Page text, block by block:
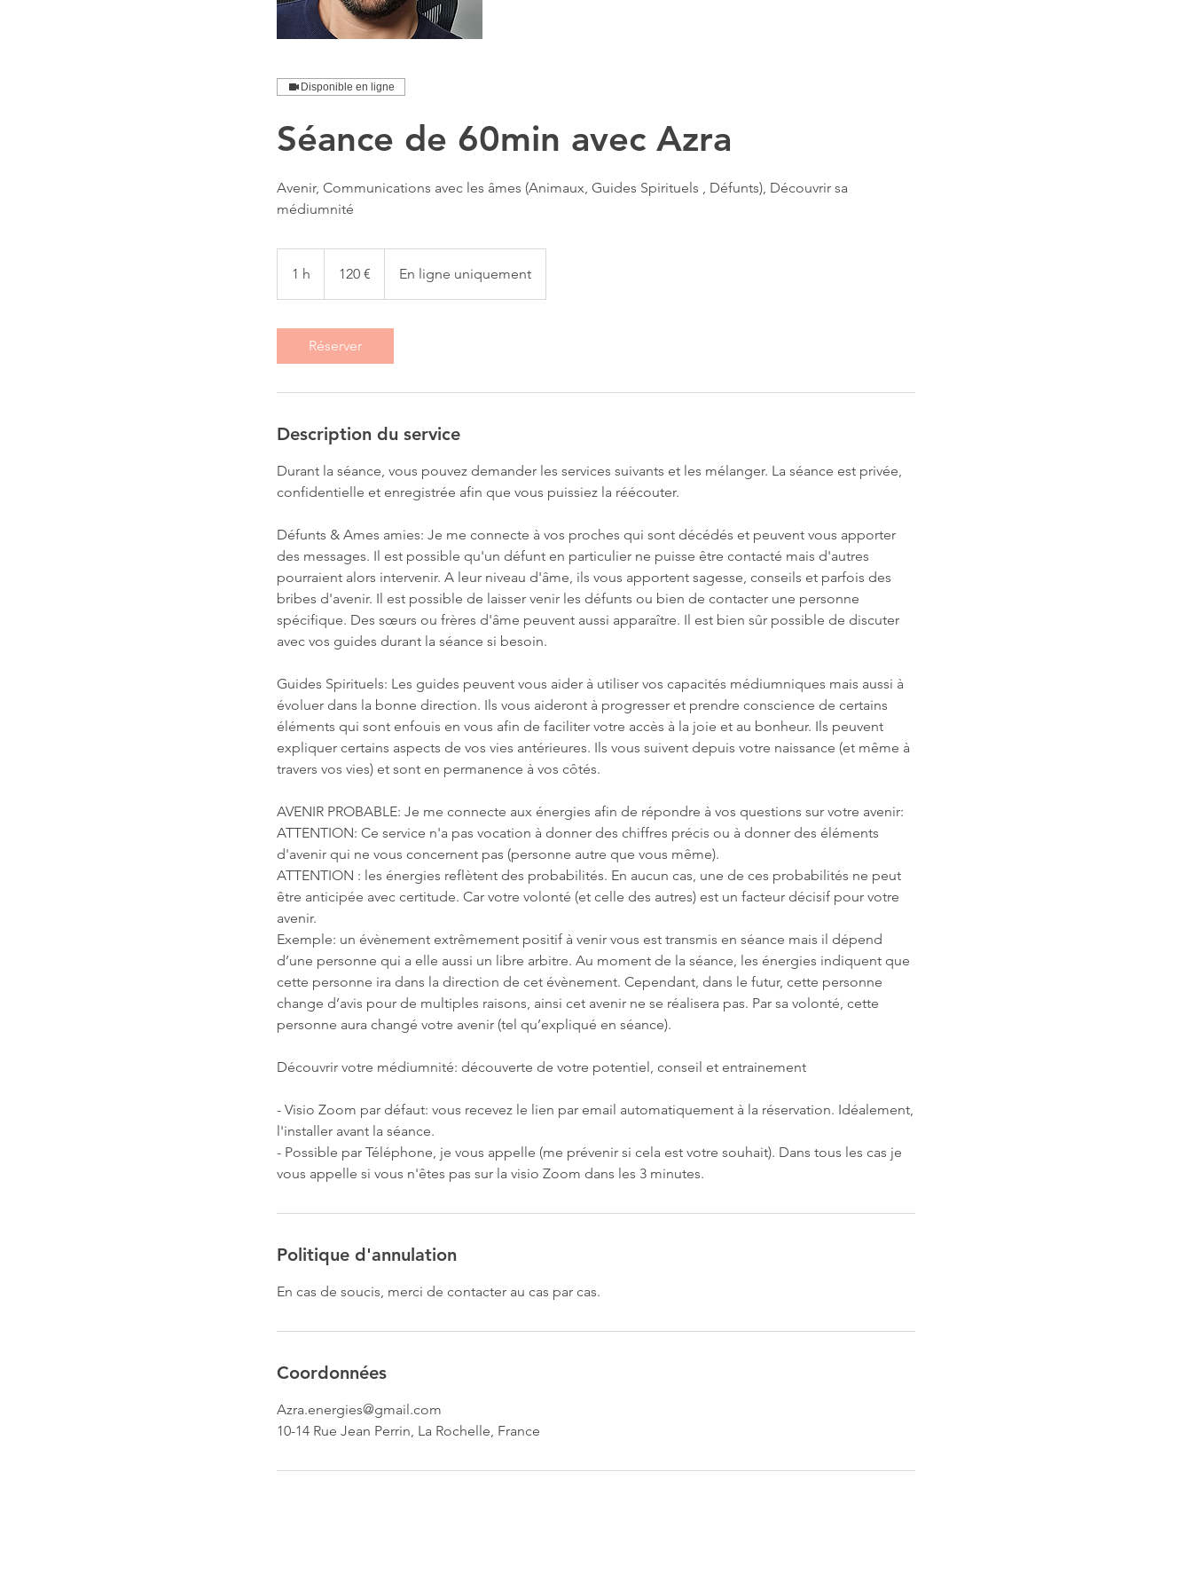
Disponible en ligne
Séance de 60min avec Azra
Avenir, Communications avec les âmes (Animaux, Guides Spirituels , Défunts), Découvrir sa
médiumnité
1 h 120 € En ligne uniquement
Réserver
Description du service
Durant la séance, vous pouvez demander les services suivants et les mélanger. La séance est privée,
confidentielle et enregistrée afin que vous puissiez la réécouter.
Défunts & Ames amies: Je me connecte à vos proches qui sont décédés et peuvent vous apporter
des messages. Il est possible qu'un défunt en particulier ne puisse être contacté mais d'autres
pourraient alors intervenir. A leur niveau d'âme, ils vous apportent sagesse, conseils et parfois des
bribes d'avenir. Il est possible de laisser venir les défunts ou bien de contacter une personne
spécifique. Des sœurs ou frères d'âme peuvent aussi apparaître. Il est bien sûr possible de discuter
avec vos guides durant la séance si besoin.
Guides Spirituels: Les guides peuvent vous aider à utiliser vos capacités médiumniques mais aussi à
évoluer dans la bonne direction. Ils vous aideront à progresser et prendre conscience de certains
éléments qui sont enfouis en vous afin de faciliter votre accès à la joie et au bonheur. Ils peuvent
expliquer certains aspects de vos vies antérieures. Ils vous suivent depuis votre naissance (et même à
travers vos vies) et sont en permanence à vos côtés.
AVENIR PROBABLE: Je me connecte aux énergies afin de répondre à vos questions sur votre avenir:
ATTENTION: Ce service n'a pas vocation à donner des chiffres précis ou à donner des éléments
d'avenir qui ne vous concernent pas (personne autre que vous même).
ATTENTION : les énergies reflètent des probabilités. En aucun cas, une de ces probabilités ne peut
être anticipée avec certitude. Car votre volonté (et celle des autres) est un facteur décisif pour votre
avenir.
Exemple: un évènement extrêmement positif à venir vous est transmis en séance mais il dépend
d’une personne qui a elle aussi un libre arbitre. Au moment de la séance, les énergies indiquent que
cette personne ira dans la direction de cet évènement. Cependant, dans le futur, cette personne
change d’avis pour de multiples raisons, ainsi cet avenir ne se réalisera pas. Par sa volonté, cette
personne aura changé votre avenir (tel qu’expliqué en séance).
Découvrir votre médiumnité: découverte de votre potentiel, conseil et entrainement
- Visio Zoom par défaut: vous recevez le lien par email automatiquement à la réservation. Idéalement,
l'installer avant la séance.
- Possible par Téléphone, je vous appelle (me prévenir si cela est votre souhait). Dans tous les cas je
vous appelle si vous n'êtes pas sur la visio Zoom dans les 3 minutes.
Politique d'annulation
En cas de soucis, merci de contacter au cas par cas.
Coordonnées
Azra.energies@gmail.com
10-14 Rue Jean Perrin, La Rochelle, France